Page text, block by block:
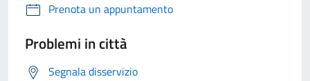
Prenota un appuntamento
Problemi in città
Segnala disservizio